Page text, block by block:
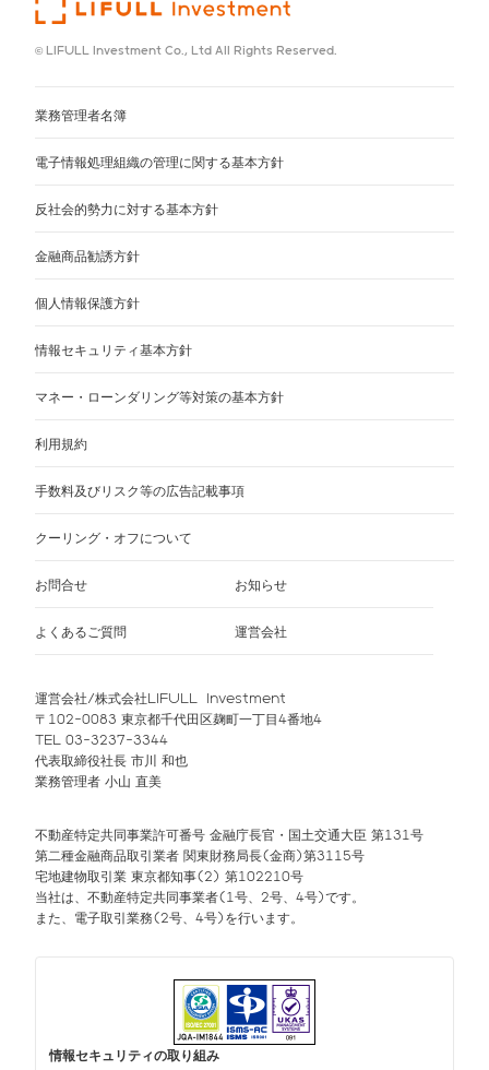
© LIFULL Investment Co., Ltd All Rights Reserved.
業務管理者名簿
電子情報処理組織の管理に関する基本方針
反社会的勢力に対する基本方針
金融商品勧誘方針
個人情報保護方針
情報セキュリティ基本方針
マネー・ローンダリング等対策の基本方針
利用規約
手数料及びリスク等の広告記載事項
クーリング・オフについて
お問合せ お知らせ
よくあるご質問 運営会社
運営会社/株式会社LIFULL Investment
〒102-0083 東京都千代田区麹町一丁目4番地4
TEL 03-3237-3344
代表取締役社長 市川 和也
業務管理者 小山 直美
不動産特定共同事業許可番号 金融庁長官・国土交通大臣 第131号
第二種金融商品取引業者 関東財務局長(金商)第3115号
宅地建物取引業 東京都知事(2) 第102210号
当社は、不動産特定共同事業者(1号、2号、4号)です。
また、電子取引業務(2号、4号)を行います。
情報セキュリティの取り組み